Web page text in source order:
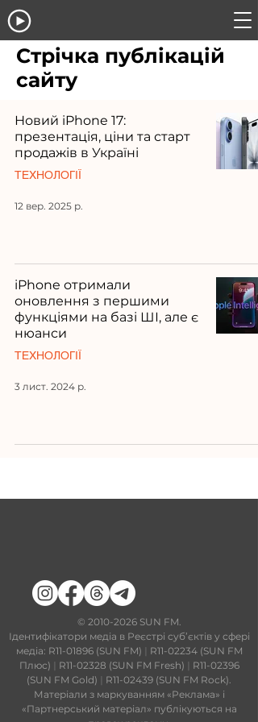
Стрічка публікацій
сайту
Новий iPhone 17:
презентація, ціни та старт
продажів в Україні
ТЕХНОЛОГІЇ
12 вер. 2025 р.
iPhone отримали
оновлення з першими
функціями на базі ШІ, але є
нюанси
ТЕХНОЛОГІЇ
3 лист. 2024 р.
​© 2010-2026SUN FM.
Ідентифікатори медіа в Реєстрі суб’єктів у сфері
медіа: R11-01896 (SUN FM) | R11-02234 (SUN FM
Плюс) | R11-02328 (SUN FM Fresh) | R11-02396
(SUN FM Gold) | R11-02439 (SUN FM Rock).
Матеріали з маркуванням «Реклама» і
«Партнерський матеріал» публікуються на